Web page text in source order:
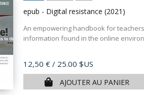
epub - Digital resistance (2021)
An empowering handbook for
information found in the online
Prix
12,50 € / 25.00 $US
AJOUTER AU PANIER